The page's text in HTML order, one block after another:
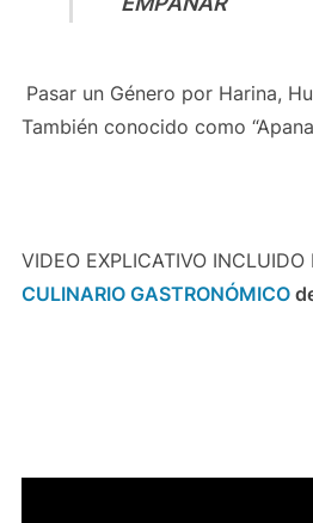
Pasar un Género por Harina,
También conocido como
VIDEO EXPLICATIVO INCLUIDO
CULINARIO GASTRONÓMICO